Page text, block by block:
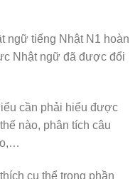
ngữ tiếng Nhật N1 hoàn
Nhật ngữ đã được đổi
cần phải hiểu được
nào, phân tích câu
cụ thể trong phần